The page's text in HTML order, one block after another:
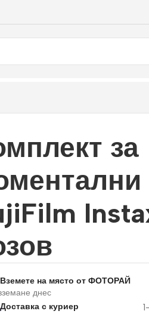
за
Вземете на място от ФОТОРАЙ
днес
Доставка с куриер